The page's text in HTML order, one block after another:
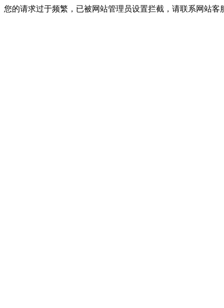
您的请求过于频繁，已被网站管理员设置拦截，请联系网站客